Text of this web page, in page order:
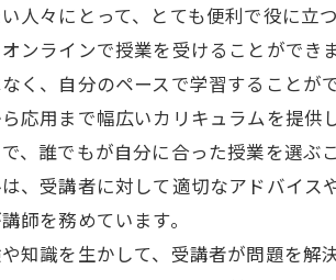
人々にとって、とても便利で役に立つ
ンラインで授業を受けることができ
く、自分のペースで学習することがで
応用まで幅広いカリキュラムを提供
、誰でもが自分に合った授業を選ぶ
、受講者に対して適切なアドバイス
師を務めています。
知識を生かして、受講者が問題を解決